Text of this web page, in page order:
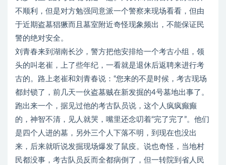
不顺利，但是对方勉强同意派一个警察来现场看看，但由
于近期盗墓猖獗而且墓室附近奇怪现象频出，不能保证民
警的绝对安全。
刘青春来到湖南长沙，警方把他安排给一个考古小组，领
头的叫老崔，上了些年纪，一看就是退休后返聘来进行考
古的。路上老崔和刘青春说：“您来的不是时候，考古现场
都封锁了，前几天一伙盗墓贼在新发掘的4号墓地出事了。
跑出来一个，据见过他的考古队员说，这个人疯疯癫癫
的，神智不清，见人就哭，嘴里还念叨着“完了完了”。他们
是四个人进的墓，另外三个人下落不明，到现在也没出
来，后来就听说发掘现场爆发了鼠疫。说也奇怪，当地村
民都没事，考古队员反而全都病倒了，但一转院到省人民